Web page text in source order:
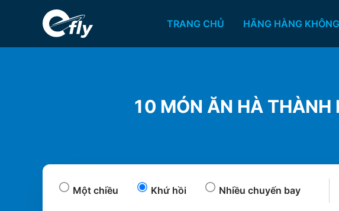
TRANG CHỦ HÃNG HÀNG KHÔNG
10 MÓN ĂN HÀ THÀNH
Một chiều Khứ hồi Nhiều chuyến bay